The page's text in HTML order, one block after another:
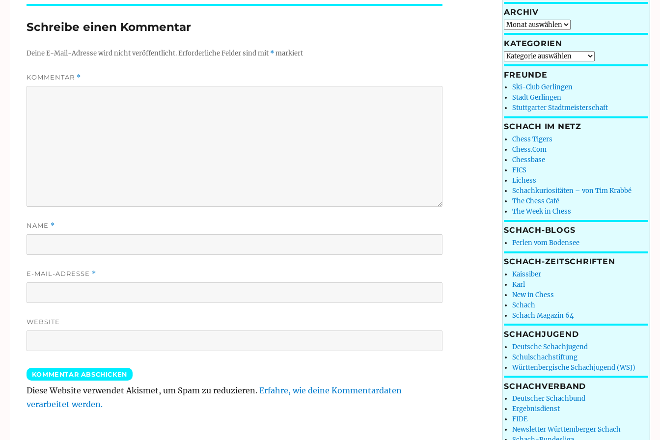
Schreibe einen Kommentar
Deine E-Mail-Adresse wird nicht veröffentlicht. Erforderliche Felder sind mit *markiert
KOMMENTAR *
NAME *
E-MAIL-ADRESSE *
WEBSITE
Diese Website verwendet Akismet, um Spam zu reduzieren. Erfahre, wie deine Kommentardaten
verarbeitet werden.
ARCHIV
Archiv
KATEGORIEN
Kategorien
FREUNDE
Ski-Club Gerlingen
Stadt Gerlingen
Stuttgarter Stadtmeisterschaft
SCHACH IM NETZ
Chess Tigers
Chess.Com
Chessbase
FICS
Lichess
Schachkuriositäten – von Tim Krabbé
The Chess Café
The Week in Chess
SCHACH-BLOGS
Perlen vom Bodensee
SCHACH-ZEITSCHRIFTEN
Kaissiber
Karl
New in Chess
Schach
Schach Magazin 64
SCHACHJUGEND
Deutsche Schachjugend
Schulschachstiftung
Württenbergische Schachjugend (WSJ)
SCHACHVERBAND
Deutscher Schachbund
Ergebnisdienst
FIDE
Newsletter Württemberger Schach